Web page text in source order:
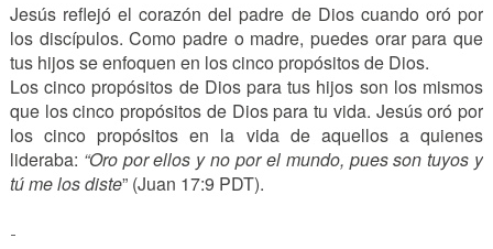
Jesús reflejó el corazón del padre de Dios cuando oró por
los discípulos. Como padre o madre, puedes orar para que
tus hijos se enfoquen en los cinco propósitos de Dios.
Los cinco propósitos de Dios para tus hijos son los mismos
que los cinco propósitos de Dios para tu vida. Jesús oró por
los cinco propósitos en la vida de aquellos a quienes
lideraba: “Oro por ellos y no por el mundo, pues son tuyos y
tú me los diste” (Juan 17:9 PDT).
-